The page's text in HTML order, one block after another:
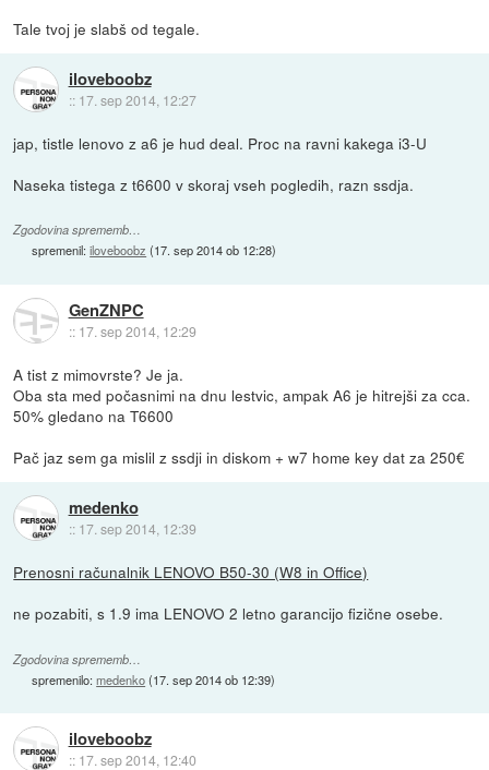
Tale tvoj je slabš od tegale.
iloveboobz
:: 17. sep 2014, 12:27
jap, tistle lenovo z a6 je hud deal. Proc na ravni kakega i3-U
Naseka tistega z t6600 v skoraj vseh pogledih, razn ssdja.
Zgodovina sprememb…
spremenil:iloveboobz (17. sep 2014 ob 12:28)
GenZNPC
:: 17. sep 2014, 12:29
A tist z mimovrste? Je ja.
Oba sta med počasnimi na dnu lestvic, ampak A6 je hitrejši za cca.
50% gledano na T6600
Pač jaz sem ga mislil z ssdji in diskom + w7 home key dat za 250€
medenko
:: 17. sep 2014, 12:39
Prenosni računalnik LENOVO B50-30 (W8 in Office)
ne pozabiti, s 1.9 ima LENOVO 2 letno garancijo fizične osebe.
Zgodovina sprememb…
spremenilo:medenko(17. sep 2014 ob 12:39)
iloveboobz
:: 17. sep 2014, 12:40